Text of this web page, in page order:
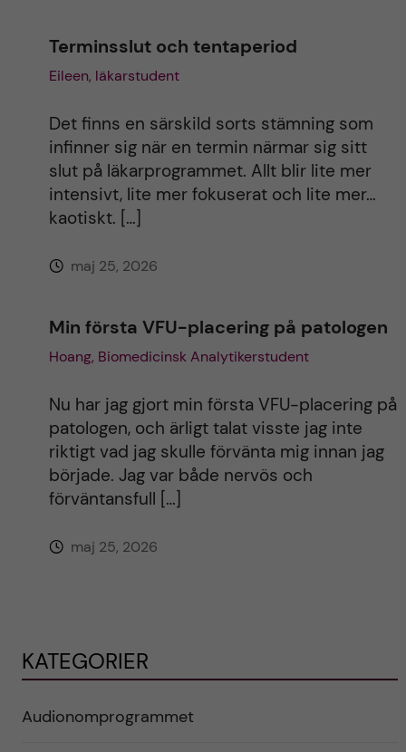
Terminsslut och tentaperiod
Eileen, läkarstudent
Det finns en särskild sorts stämning som
infinner sig när en termin närmar sig sitt
slut på läkarprogrammet. Allt blir lite mer
intensivt, lite mer fokuserat och lite mer…
kaotiskt. […]
maj 25, 2026
Min första VFU-placering på patologen
Hoang, Biomedicinsk Analytikerstudent
Nu har jag gjort min första VFU-placering på
patologen, och ärligt talat visste jag inte
riktigt vad jag skulle förvänta mig innan jag
började. Jag var både nervös och
förväntansfull […]
maj 25, 2026
KATEGORIER
Audionomprogrammet